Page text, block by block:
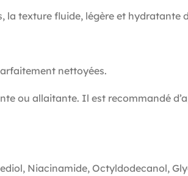
la texture fluide, légère et
nettoyées.
ou allaitante. Il est recommandé
Niacinamide, Octyldodecanol,